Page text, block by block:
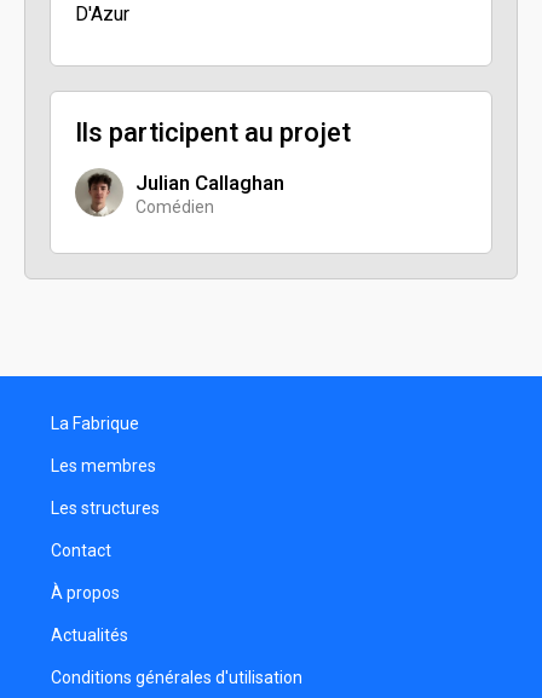
D'Azur
Ils participent au projet
Julian Callaghan
Comédien
La Fabrique
Les membres
Les structures
Contact
À propos
Actualités
Conditions générales d'utilisation